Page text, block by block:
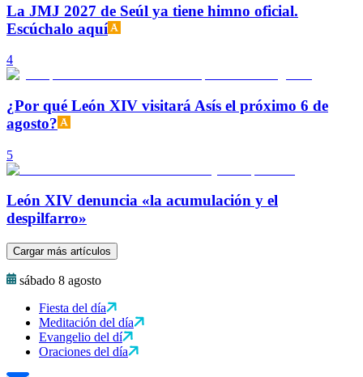
La JMJ 2027 de Seúl ya tiene himno oficial.
Escúchalo aquí
4
¿Por qué León XIV visitará Asís el próximo 6 de
agosto?
5
León XIV denuncia «la acumulación y el
despilfarro»
Cargar más artículos
sábado 8 agosto
Fiesta del día
Meditación del día
Evangelio del dí
Oraciones del día